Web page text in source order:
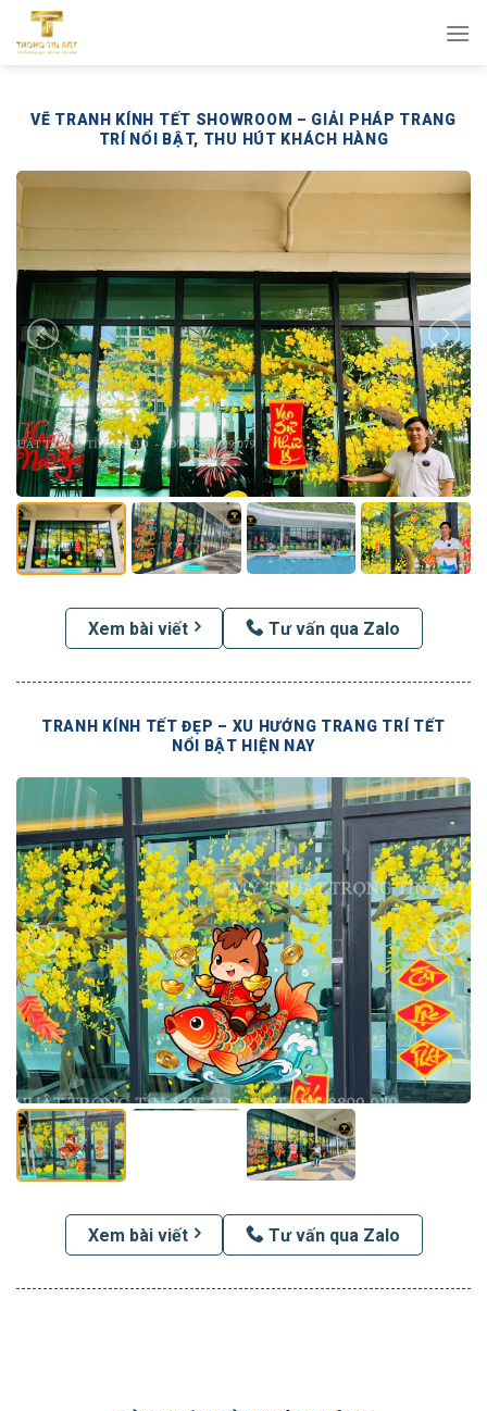
qua
VẼ TRANH KÍNH TẾT SHOWROOM – GIẢI PHÁP TRANG
TRÍ NỔI BẬT, THU HÚT KHÁCH HÀNG
Xem bài viết Tư vấn qua Zalo
TRANH KÍNH TẾT ĐẸP – XU HƯỚNG TRANG TRÍ TẾT
NỔI BẬT HIỆN NAY
Xem bài viết Tư vấn qua Zalo